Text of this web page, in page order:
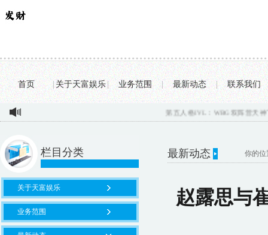
首页 | 关于天富娱乐| 业务范围 | 最新动态 | 联系我们
第五人格IVL：WBG双阵营天神下
栏目分类
关于天富娱乐
业务范围
最新动态 你的位
赵露思与